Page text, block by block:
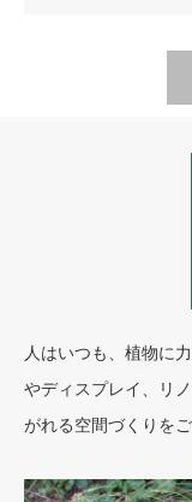
人はいつも、植物に
やディスプレイ、リ
がれる空間づくりを